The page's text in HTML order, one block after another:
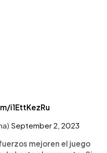
i1EttKezRu
September 2, 2023
mejoren el juego